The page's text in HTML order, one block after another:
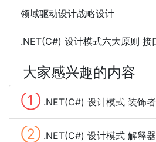
领域驱动设计战略设计
.NET(C#) 设计模式六大原则 接
大家感兴趣的内容
① .NET(C#) 设计模式 装饰
② .NET(C#) 设计模式 解释